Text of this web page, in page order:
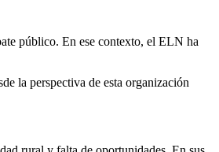
público. En ese contexto, el ELN ha
la perspectiva de esta organización